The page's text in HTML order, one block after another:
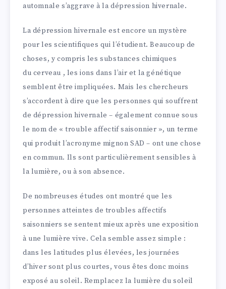
automnale s’aggrave à la dépression hivernale.
La dépression hivernale est encore un mystère
pour les scientifiques qui l’étudient. Beaucoup de
choses, y compris les substances chimiques
du cerveau , les ions dans l’air et la génétique
semblent être impliquées. Mais les chercheurs
s’accordent à dire que les personnes qui souffrent
de dépression hivernale – également connue sous
le nom de « trouble affectif saisonnier », un terme
qui produit l’acronyme mignon SAD – ont une chose
en commun. Ils sont particulièrement sensibles à
la lumière, ou à son absence.
De nombreuses études ont montré que les
personnes atteintes de troubles affectifs
saisonniers se sentent mieux après une exposition
à une lumière vive. Cela semble assez simple :
dans les latitudes plus élevées, les journées
d’hiver sont plus courtes, vous êtes donc moins
exposé au soleil. Remplacez la lumière du soleil